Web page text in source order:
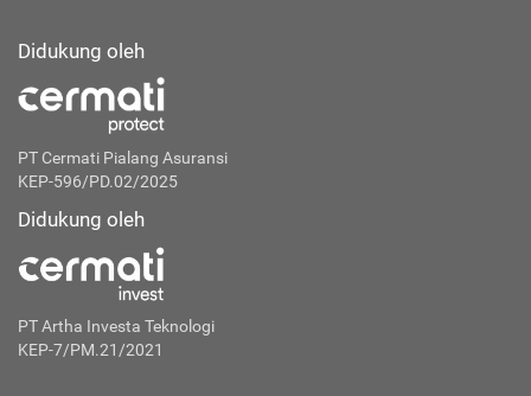
Didukung oleh
PT Cermati Pialang Asuransi
KEP-596/PD.02/2025
Didukung oleh
PT Artha Investa Teknologi
KEP-7/PM.21/2021